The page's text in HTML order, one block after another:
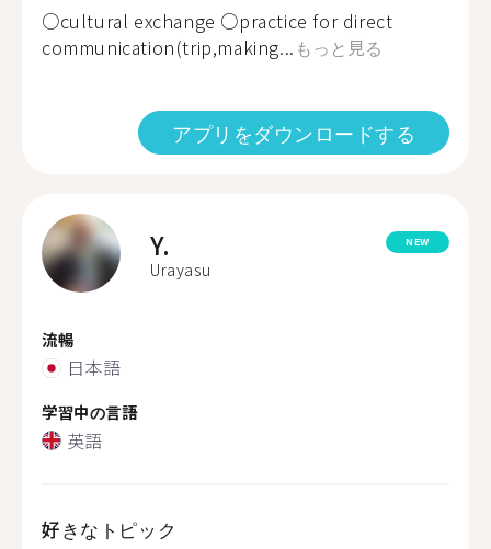
○cultural exchange ○practice for direct
communication(trip,making... もっと見る
アプリをダウンロードする
Y.
Urayasu
NEW
流暢
日本語
学習中の言語
英語
好きなトピック